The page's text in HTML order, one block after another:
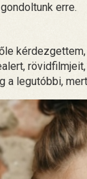
erre.
a legutóbbi,